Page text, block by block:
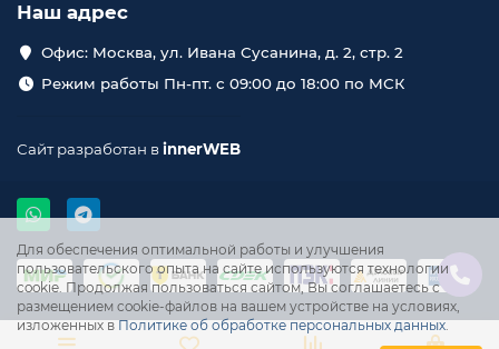
Для обеспечения оптимальной работы и улучшения
пользовательского опыта на сайте используются технологии
cookie. Продолжая пользоваться сайтом, Вы соглашаетесь с
размещением cookie-файлов на вашем устройстве на условиях,
изложенных вПолитике об обработке персональных данных.
Наш адрес
Офис: Москва, ул. Ивана Сусанина, д. 2, стр. 2
Режим работы Пн-пт. с 09:00 до 18:00 по МСК
Сайт разработан вinnerWEB